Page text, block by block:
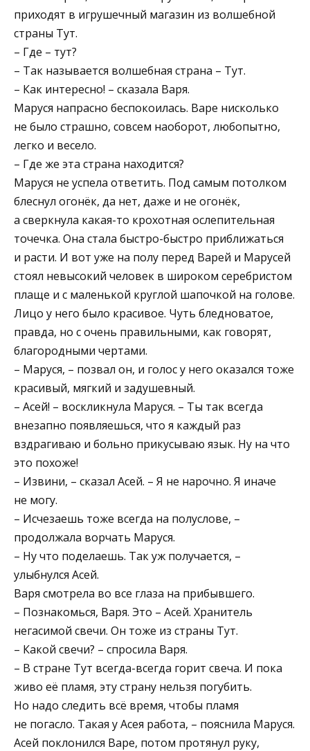
приходят в игрушечный магазин из волшебной
страны Тут.
– Где – тут?
– Так называется волшебная страна – Тут.
– Как интересно! – сказала Варя.
Маруся напрасно беспокоилась. Варе нисколько
не было страшно, совсем наоборот, любопытно,
легко и весело.
– Где же эта страна находится?
Маруся не успела ответить. Под самым потолком
блеснул огонёк, да нет, даже и не огонёк,
а сверкнула какая-то крохотная ослепительная
точечка. Она стала быстро-быстро приближаться
и расти. И вот уже на полу перед Варей и Марусей
стоял невысокий человек в широком серебристом
плаще и с маленькой круглой шапочкой на голове.
Лицо у него было красивое. Чуть бледноватое,
правда, но с очень правильными, как говорят,
благородными чертами.
– Маруся, – позвал он, и голос у него оказался тоже
красивый, мягкий и задушевный.
– Асей! – воскликнула Маруся. – Ты так всегда
внезапно появляешься, что я каждый раз
вздрагиваю и больно прикусываю язык. Ну на что
это похоже!
– Извини, – сказал Асей. – Я не нарочно. Я иначе
не могу.
– Исчезаешь тоже всегда на полуслове, –
продолжала ворчать Маруся.
– Ну что поделаешь. Так уж получается, –
улыбнулся Асей.
Варя смотрела во все глаза на прибывшего.
– Познакомься, Варя. Это – Асей. Хранитель
негасимой свечи. Он тоже из страны Тут.
– Какой свечи? – спросила Варя.
– В стране Тут всегда-всегда горит свеча. И пока
живо её пламя, эту страну нельзя погубить.
Но надо следить всё время, чтобы пламя
не погасло. Такая у Асея работа, – пояснила Маруся.
Асей поклонился Варе, потом протянул руку,